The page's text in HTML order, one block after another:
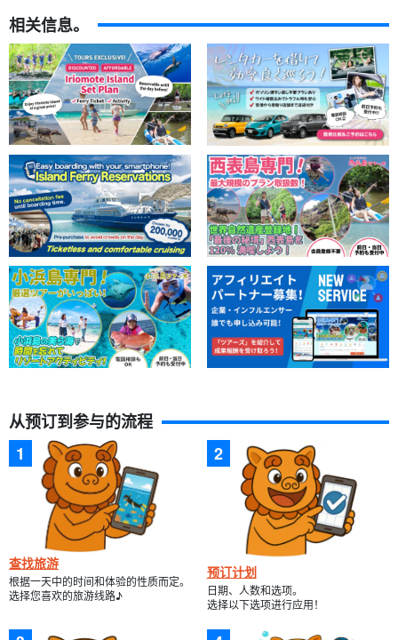
极有可能遇到海龟☆浮潜
探索蓝洞后，游向蓝洞的离岸延伸部分。这是一次充满活力的外礁
浮潜体验。
穿过珊瑚礁山谷，游到外礁，在那里您可以观赏鱼群，放松心情。
这条浮潜路线有海滩入口，因此担心晕船的游客可以放心！
↓ 箭头（标记或符号）部分海洋运动项目点击此处参观 ↓。
石垣島 / 1天】5歲以上參加◎幻影島登陸、浮潛、10種
以上海上運動課程★《免費租借裝備、接送》（261
號）。
开始时间: 8:20-16:30.
所要时间：约 7 小时。
16 800 日元
相关信息。
从预订到参与的流程
查找旅游
根据一天中的时间和体验的性质而定。
选择您喜欢的旅游线路♪
预订计划
日期、人数和选项。
选择以下选项进行应用！